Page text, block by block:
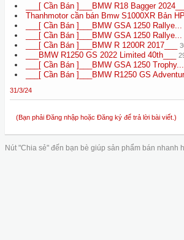
___[ Cần Bán ]___BMW R18 Bagger 2024___
Thanhmotor cần bán Bmw S1000XR Bản
___[ Cần Bán ]___BMW GSA 1250 Rallye...
___[ Cần Bán ]___BMW GSA 1250 Rallye...
___[ Cần Bán ]___BMW R 1200R 2017___
___BMW R1250 GS 2022 Limited 40th___
___[ Cần Bán ]___BMW GSA 1250 Trophy...
___[ Cần Bán ]___BMW R1250 GS
31/3/24
(Bạn phải Đăng nhập hoặc Đăng ký để trả lời bài viết.)
Nút "Chia sẻ" đến bạn bè giúp sản phẩm bán nhanh